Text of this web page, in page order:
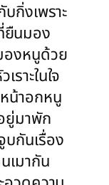
กิ่งเพราะ
ยืนมอง
องหนูด้วย
าะในใจ
น้าอกหนู
ยู่มาพัก
กันเรื่อง
เมากัน